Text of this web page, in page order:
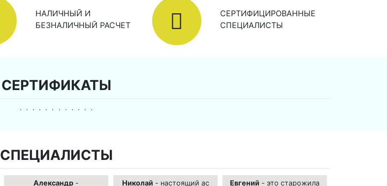
НАЛИЧНЫЙ И
БЕЗНАЛИЧНЫЙ РАСЧЕТ
СЕРТИФИЦИРОВАННЫЕ
СПЕЦИАЛИСТЫ
СЕРТИФИКАТЫ
СПЕЦИАЛИСТЫ
Александр - Николай - настоящий ас Евгений - это старожила